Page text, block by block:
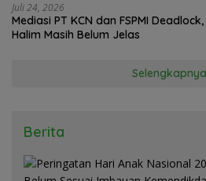
Juli 24, 2026
Mediasi PT KCN dan FSPMI
Selengkapnya
Berita